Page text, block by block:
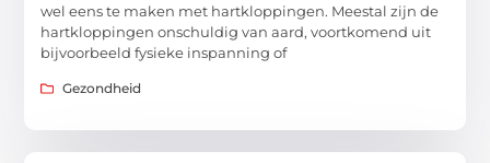
wel eens te maken met hartkloppingen. Meestal zijn de
hartkloppingen onschuldig van aard, voortkomend uit
bijvoorbeeld fysieke inspanning of
Gezondheid